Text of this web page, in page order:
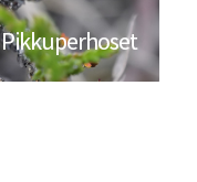
Pikkuperhoset